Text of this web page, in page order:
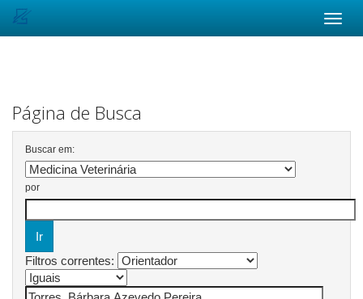
Página de Busca
Buscar em:
por
Filtros correntes: